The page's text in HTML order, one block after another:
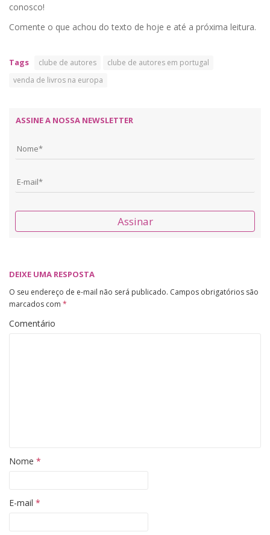
conosco!
Comente o que achou do texto de hoje e até a próxima leitura.
Tags clube de autores
clube de autores em portugal
venda de livros na europa
ASSINE A NOSSA NEWSLETTER
Assinar
DEIXE UMA RESPOSTA
O seu endereço de e-mail não será publicado. Campos obrigatórios são
marcados com *
Comentário
Nome *
E-mail *